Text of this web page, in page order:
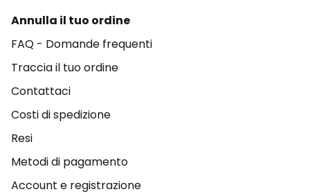
Annulla il tuo ordine
FAQ - Domande frequenti
Traccia il tuo ordine
Contattaci
Costi di spedizione
Resi
Metodi di pagamento
Account e registrazione